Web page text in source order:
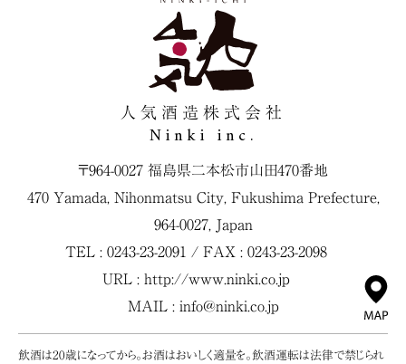
人気酒造株式会社
Ninki inc.
〒964-0027 福島県二本松市山田470番地
470 Yamada, Nihonmatsu City, Fukushima Prefecture,
964-0027, Japan
TEL : 0243-23-2091 / FAX : 0243-23-2098
URL : http://www.ninki.co.jp
MAIL : info@ninki.co.jp
飲酒は20歳になってから。お酒はおいしく適量を。飲酒運転は法律で禁じられ